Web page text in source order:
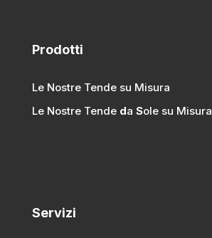
Prodotti
Le Nostre Tende su Misura
Le Nostre Tende da Sole su Misura
Servizi